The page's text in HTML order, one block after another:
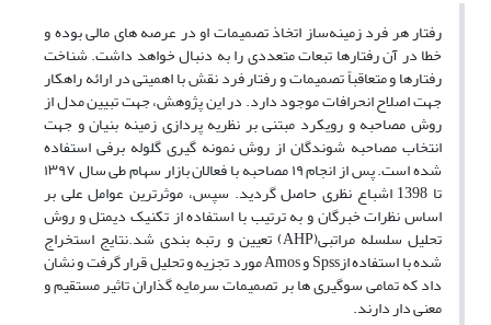
رفتار هر فرد زمینه‌ساز اتخاذ تصمیمات او در عرصه های مالی بوده و
خطا در آن رفتارها تبعات متعددی را به دنبال خواهد داشت. شناخت
رفتارها و متعاقباً تصمیمات و رفتار فرد نقش با اهمیتی در ارائه راهکار
جهت اصلاح انحرافات موجود دارد. در این پژوهش، جهت تبیین مدل از
روش مصاحبه و رویکرد مبتنی بر نظریه پردازی زمینه بنیان و جهت
انتخاب مصاحبه شوندگان از روش نمونه گیری گلوله برفی استفاده
شده است. پس از انجام ۱۹ مصاحبه با فعالان بازار سهام طی سال ۱۳۹۷
تا 1398 اشباع نظری حاصل گردید. سپس، موثرترین عوامل علی بر
اساس نظرات خبرگان و به ترتیب با استفاده از تکنیک دیمتل و روش
تحلیل سلسله مراتبی(AHP) تعیین و رتبه بندی شد.نتایج استخراج
شده با استفاده ازSpss و Amos مورد تجزیه و تحلیل قرار گرفت و نشان
داد که تمامی سوگیری ها بر تصمیمات سرمایه گذاران تاثیر مستقیم و
معنی دار دارند.